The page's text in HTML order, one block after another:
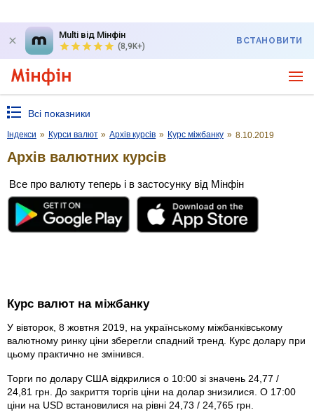
Multi від Мінфін
(8,9K+)
ВСТАНОВИТИ
Всі показники
Індекси » Курси валют » Архів курсів » Курс міжбанку » 8.10.2019
Архів валютних курсів
Все про валюту теперь і в застосунку від Мінфін
Курс валют на міжбанку
У вівторок, 8 жовтня 2019, на українському міжбанківському
валютному ринку ціни зберегли спадний тренд. Курс долару при
цьому практично не змінився.
Торги по долару США відкрилися о 10:00 зі значень 24,77 /
24,81 грн. До закриття торгів ціни на долар знизилися. О 17:00
ціни на USD встановилися на рівні 24,73 / 24,765 грн.